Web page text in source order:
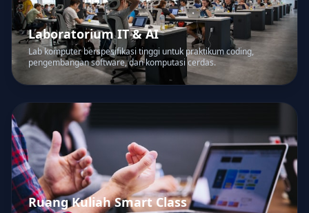
Laboratorium IT & AI
Lab komputer berspesifikasi tinggi untuk praktikum coding,
pengembangan software, dan komputasi cerdas.
Ruang Kuliah Smart Class